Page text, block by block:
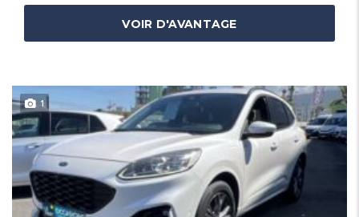
VOIR D'AVANTAGE
1